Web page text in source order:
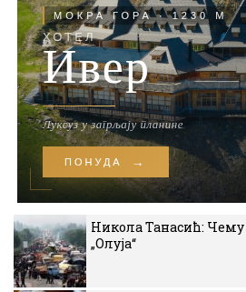
Никола Танасић: Чему
„Олуја“